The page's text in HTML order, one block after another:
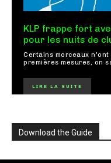
KLP frappe fort
pour les nuits de
Certains morceaux
premières mesures, on
LIRE LA SUITE
Download the Guide